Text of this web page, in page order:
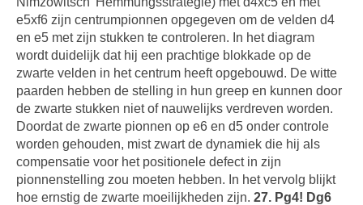
e5xf6 zijn centrumpionnen opgegeven om de velden d4
en e5 met zijn stukken te controleren. In het diagram
wordt duidelijk dat hij een prachtige blokkade op de
zwarte velden in het centrum heeft opgebouwd. De witte
paarden hebben de stelling in hun greep en kunnen door
de zwarte stukken niet of nauwelijks verdreven worden.
Doordat de zwarte pionnen op e6 en d5 onder controle
worden gehouden, mist zwart de dynamiek die hij als
compensatie voor het positionele defect in zijn
pionnenstelling zou moeten hebben. In het vervolg blijkt
hoe ernstig de zwarte moeilijkheden zijn. 27. Pg4! Dg6